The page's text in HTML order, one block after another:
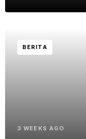
BERITA
3 WEEKS AGO